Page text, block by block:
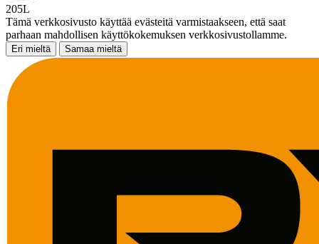
205L
Tämä verkkosivusto käyttää evästeitä varmistaakseen, että saat
parhaan mahdollisen käyttökokemuksen verkkosivustollamme.
Eri mieltä Samaa mieltä